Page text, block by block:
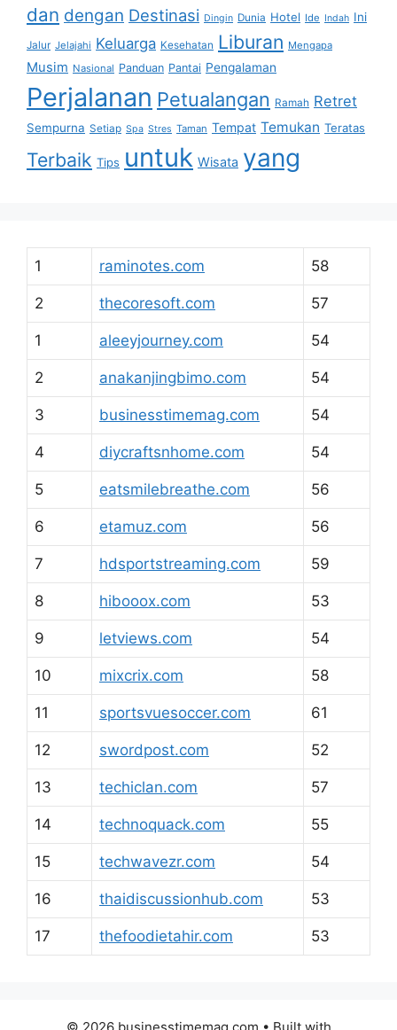
dan dengan Destinasi Dingin Dunia Hotel Ide Indah Ini
Jalur Jelajahi Keluarga Kesehatan Liburan Mengapa
Musim Nasional Panduan Pantai Pengalaman
Perjalanan Petualangan Ramah Retret
Sempurna Setiap Spa Stres Taman Tempat Temukan Teratas
Terbaik Tips untuk Wisata yang
1 raminotes.com 58
2 thecoresoft.com 57
1 aleeyjourney.com 54
2 anakanjingbimo.com 54
3 businesstimemag.com 54
4 diycraftsnhome.com 54
5 eatsmilebreathe.com 56
6 etamuz.com 56
7 hdsportstreaming.com 59
8 hibooox.com 53
9 letviews.com 54
10 mixcrix.com 58
11 sportsvuesoccer.com 61
12 swordpost.com 52
13 techiclan.com 57
14 technoquack.com 55
15 techwavezr.com 54
16 thaidiscussionhub.com 53
17 thefoodietahir.com 53